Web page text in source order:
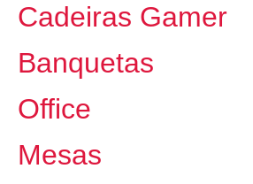
Cadeiras Gamer
Banquetas
Office
Mesas